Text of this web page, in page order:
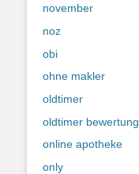
november
noz
obi
ohne makler
oldtimer
oldtimer bewertung
online apotheke
only